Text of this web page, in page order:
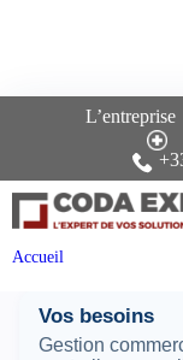
L’entreprise
Accueil
Pages
Vos besoins
Gestion